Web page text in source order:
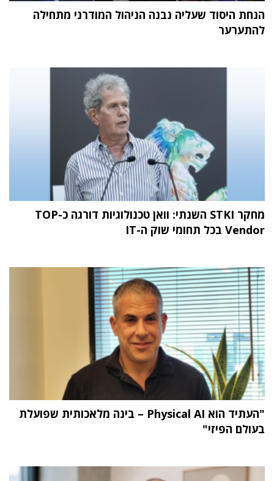
הנחת היסוד שעליה נבנה הניהול המודרני מתחילה
להתערער
מחקר STKI השנתי: וואן טכנולוגיות דורגה כ-TOP
Vendor בכל תחומי שוק ה-IT
"העתיד הוא Physical AI – בינה מלאכותית שפועלת
בעולם הפיזי"